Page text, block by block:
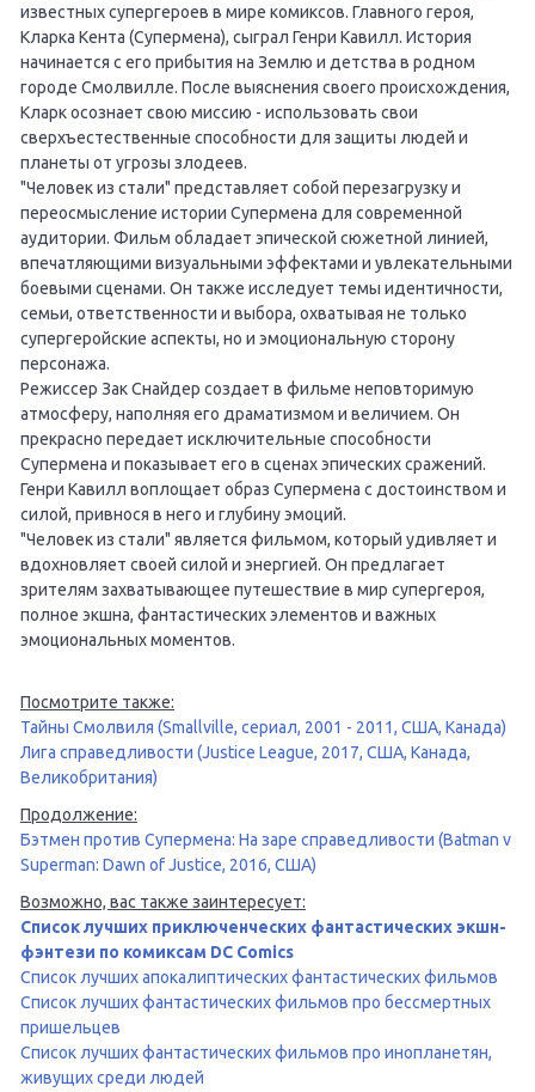
известных супергероев в мире комиксов. Главного героя,
Кларка Кента (Супермена), сыграл Генри Кавилл. История
начинается с его прибытия на Землю и детства в родном
городе Смолвилле. После выяснения своего происхождения,
Кларк осознает свою миссию - использовать свои
сверхъестественные способности для защиты людей и
планеты от угрозы злодеев.
"Человек из стали" представляет собой перезагрузку и
переосмысление истории Супермена для современной
аудитории. Фильм обладает эпической сюжетной линией,
впечатляющими визуальными эффектами и увлекательными
боевыми сценами. Он также исследует темы идентичности,
семьи, ответственности и выбора, охватывая не только
супергеройские аспекты, но и эмоциональную сторону
персонажа.
Режиссер Зак Снайдер создает в фильме неповторимую
атмосферу, наполняя его драматизмом и величием. Он
прекрасно передает исключительные способности
Супермена и показывает его в сценах эпических сражений.
Генри Кавилл воплощает образ Супермена с достоинством и
силой, привнося в него и глубину эмоций.
"Человек из стали" является фильмом, который удивляет и
вдохновляет своей силой и энергией. Он предлагает
зрителям захватывающее путешествие в мир супергероя,
полное экшна, фантастических элементов и важных
эмоциональных моментов.
Посмотрите также:
Тайны Смолвиля (Smallville, сериал, 2001 - 2011, США, Канада)
Лига справедливости (Justice League, 2017, США, Канада,
Великобритания)
Продолжение:
Бэтмен против Супермена: На заре справедливости (Batman v
Superman: Dawn of Justice, 2016, США)
Возможно, вас также заинтересует:
Список лучших приключенческих фантастических экшн-
фэнтези по комиксам DC Comics
Список лучших апокалиптических фантастических фильмов
Список лучших фантастических фильмов про бессмертных
пришельцев
Список лучших фантастических фильмов про инопланетян,
живущих среди людей